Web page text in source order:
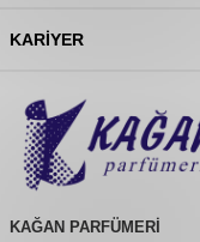
KARIYER
KAĞAN PARFÜMERİ